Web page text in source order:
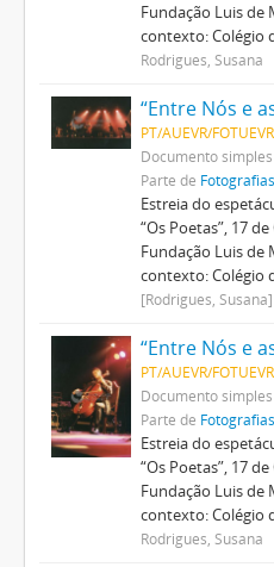
Fundação Luis de
contexto: Colégio
Rodrigues, Susana
“Entre Nós e
PT/AUEVR/
Documento simples
Parte de
Estreia do
“Os Poetas”, 17
Fundação Luis de
contexto: Colégio
[Rodrigues, Susana]
“Entre Nós e
PT/AUEVR/
Documento simples
Parte de
Estreia do
“Os Poetas”, 17
Fundação Luis de
contexto: Colégio
Rodrigues, Susana